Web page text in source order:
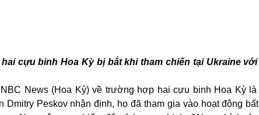
cựu binh Hoa Kỳ bị bắt khi tham chiến tại Ukraine
News (Hoa Kỳ) về trường hợp hai cựu binh Hoa Kỳ là
Peskov nhận định, họ đã tham gia vào hoạt động